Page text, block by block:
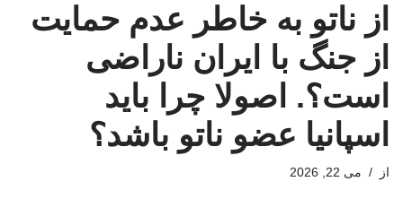
از ناتو به خاطر عدم حمایت
از جنگ با ایران ناراضی
است؟. اصولا چرا باید
اسپانیا عضو ناتو باشد؟
از می 22, 2026